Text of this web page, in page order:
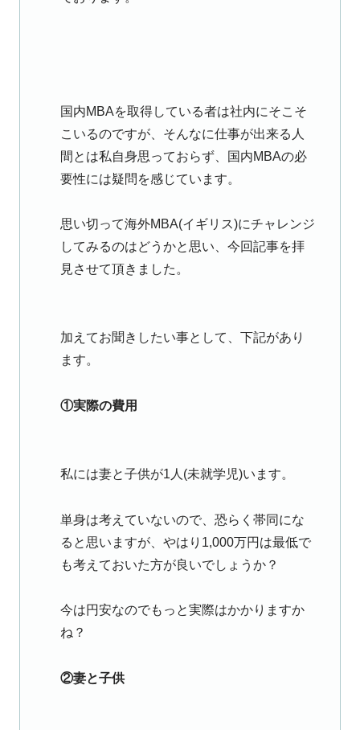
国内MBAを取得している者は社内にそこそ
こいるのですが、そんなに仕事が出来る人
間とは私自身思っておらず、国内MBAの必
要性には疑問を感じています。
思い切って海外MBA(イギリス)にチャレンジ
してみるのはどうかと思い、今回記事を拝
見させて頂きました。
加えてお聞きしたい事として、下記があり
ます。
①実際の費用
私には妻と子供が1人(未就学児)います。
単身は考えていないので、恐らく帯同にな
ると思いますが、やはり1,000万円は最低で
も考えておいた方が良いでしょうか？
今は円安なのでもっと実際はかかりますか
ね？
②妻と子供